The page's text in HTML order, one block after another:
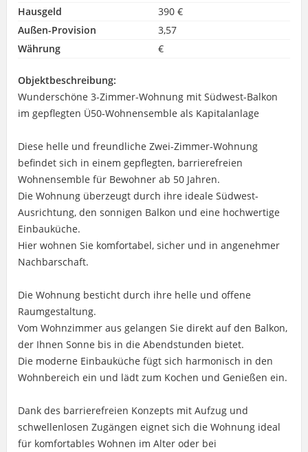
Hausgeld
390 €
Außen-Provision
3,57
Währung
€
Objektbeschreibung:
Wunderschöne 3-Zimmer-Wohnung mit Südwest-Balkon
im gepflegten Ü50-Wohnensemble als Kapitalanlage
Diese helle und freundliche Zwei-Zimmer-Wohnung
befindet sich in einem gepflegten, barrierefreien
Wohnensemble für Bewohner ab 50 Jahren.
Die Wohnung überzeugt durch ihre ideale Südwest-
Ausrichtung, den sonnigen Balkon und eine hochwertige
Einbauküche.
Hier wohnen Sie komfortabel, sicher und in angenehmer
Nachbarschaft.
Die Wohnung besticht durch ihre helle und offene
Raumgestaltung.
Vom Wohnzimmer aus gelangen Sie direkt auf den Balkon,
der Ihnen Sonne bis in die Abendstunden bietet.
Die moderne Einbauküche fügt sich harmonisch in den
Wohnbereich ein und lädt zum Kochen und Genießen ein.
Dank des barrierefreien Konzepts mit Aufzug und
schwellenlosen Zugängen eignet sich die Wohnung ideal
für komfortables Wohnen im Alter oder bei